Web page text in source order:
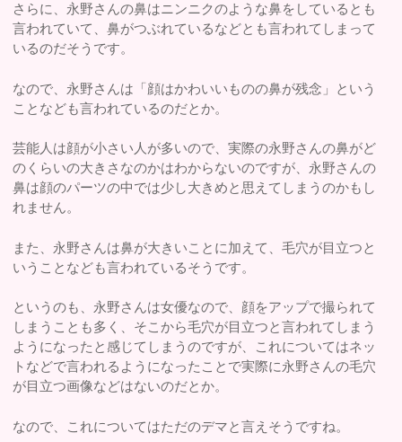
さらに、永野さんの鼻はニンニクのような鼻をしているとも
言われていて、鼻がつぶれているなどとも言われてしまって
いるのだそうです。
なので、永野さんは「顔はかわいいものの鼻が残念」という
ことなども言われているのだとか。
芸能人は顔が小さい人が多いので、実際の永野さんの鼻がど
のくらいの大きさなのかはわからないのですが、永野さんの
鼻は顔のパーツの中では少し大きめと思えてしまうのかもし
れません。
また、永野さんは鼻が大きいことに加えて、毛穴が目立つと
いうことなども言われているそうです。
というのも、永野さんは女優なので、顔をアップで撮られて
しまうことも多く、そこから毛穴が目立つと言われてしまう
ようになったと感じてしまうのですが、これについてはネッ
トなどで言われるようになったことで実際に永野さんの毛穴
が目立つ画像などはないのだとか。
なので、これについてはただのデマと言えそうですね。